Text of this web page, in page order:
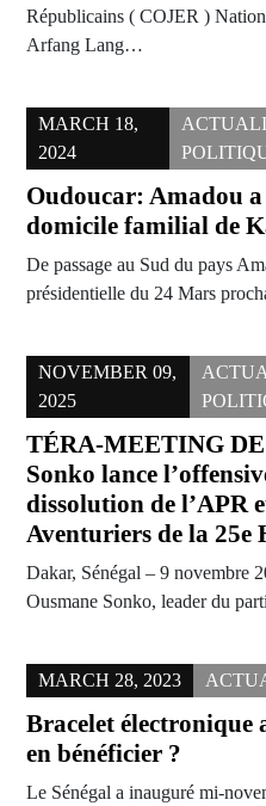
Républicains ( COJER )
Arfang Lang…
MARCH 18,
2024
Oudoucar: Amadou
domicile familial de
De passage au Sud du pays
présidentielle du 24 Mars
NOVEMBER 09,
2025
TÉRA-MEETING
Sonko lance
dissolution de l’APR
Aventuriers de la 25e
Dakar, Sénégal – 9 novembre
Ousmane Sonko, leader du
MARCH 28, 2023
Bracelet électronique
en bénéficier ?
Le Sénégal a inauguré mi-